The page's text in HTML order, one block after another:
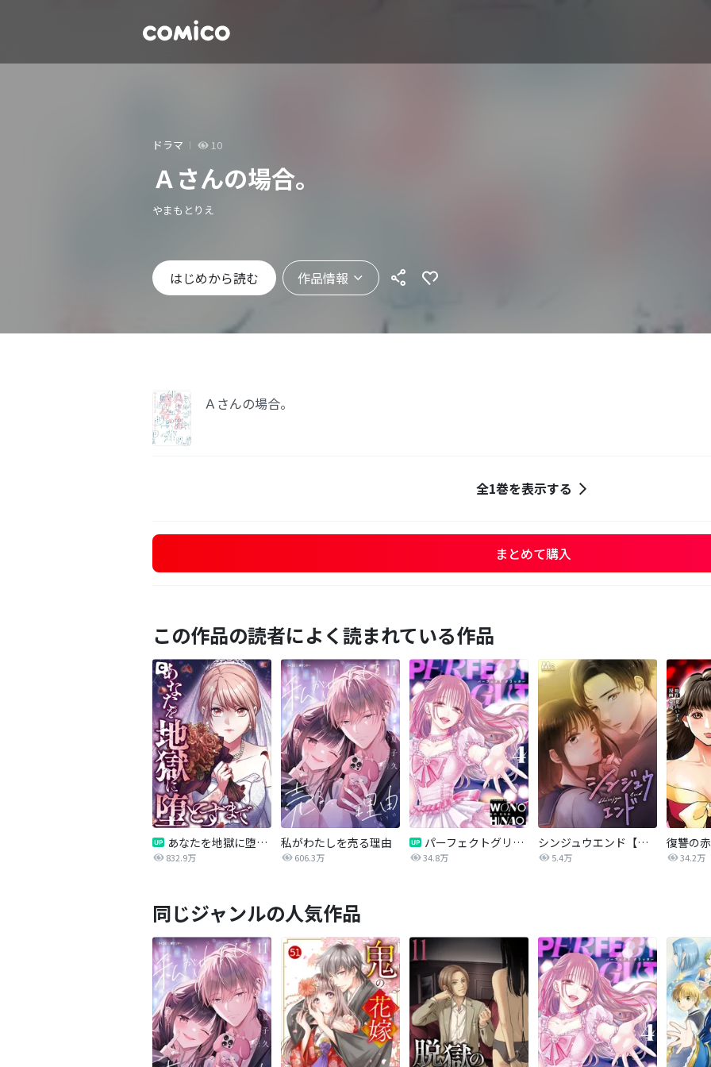
ドラマ 10
Ａさんの場合。
やまもとりえ
はじめから読む 作品情報
Ａさんの場合。
全1巻を表示する
まとめて購入
この作品の読者によく読まれている作品
あなたを地獄に堕とすまで
832.9万
私がわたしを売る理由
606.3万
パーフェクトグリッター
34.8万
シンジュウエンド【タテヨミ】
5.4万 34.2万
同じジャンルの人気作品